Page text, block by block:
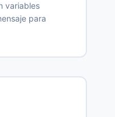
variables
para